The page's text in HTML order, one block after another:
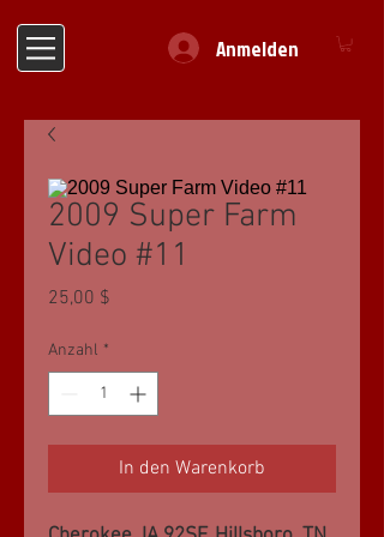
Anmelden
2009 Super Farm
Video #11
25,00 $
Anzahl *
In den Warenkorb